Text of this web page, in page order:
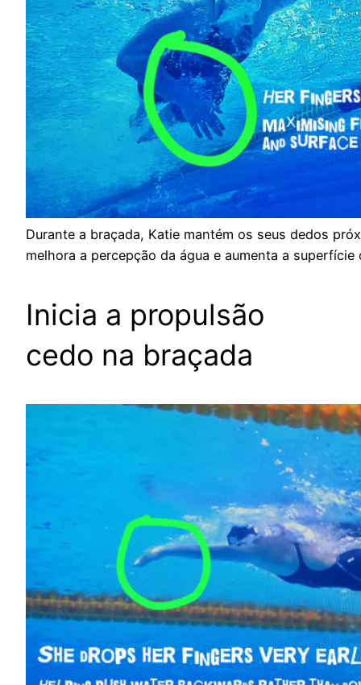
Durante a braçada, Katie mantém os seus dedos
melhora a percepção da água e aumenta a superfície
Inicia a propulsão
cedo na braçada